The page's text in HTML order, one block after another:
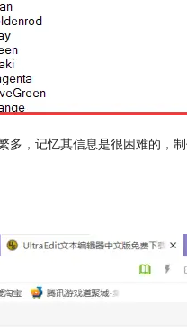
，记忆其信息是很困难的，